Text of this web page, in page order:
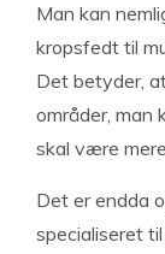
Man kan
kropsfedt til
Det betyder,
områder, man
skal være
Det er endda
specialiseret